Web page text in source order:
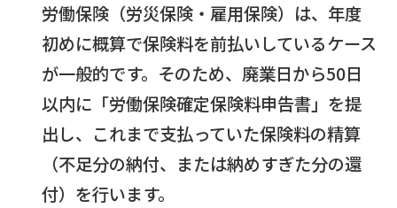
労働保険（労災保険・雇用保険）は、年度
初めに概算で保険料を前払いしているケース
が一般的です。そのため、廃業日から50日
以内に「労働保険確定保険料申告書」を提
出し、これまで支払っていた保険料の精算
（不足分の納付、または納めすぎた分の還
付）を行います。